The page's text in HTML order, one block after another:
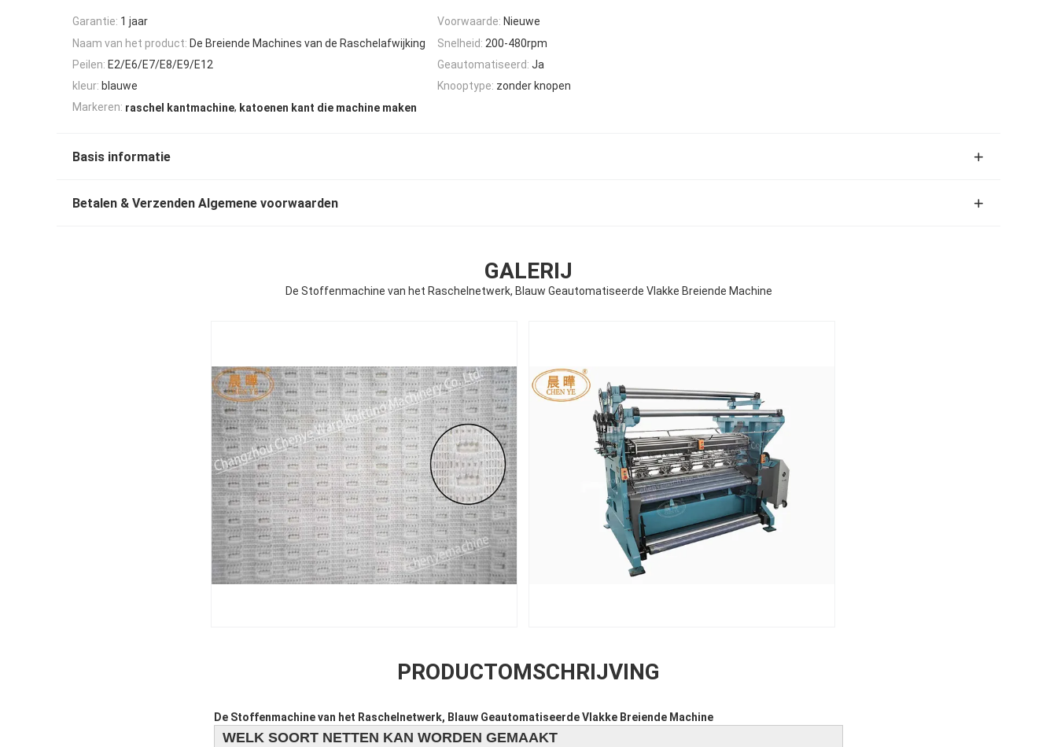
Garantie: 1 jaar Voorwaarde: Nieuwe
Naam van het product: De Breiende Machines van de Raschelafwijking Snelheid: 200-480rpm
Peilen: E2/E6/E7/E8/E9/E12 Geautomatiseerd: Ja
kleur: blauwe Knooptype: zonder knopen
Markeren: raschel kantmachine, katoenen kant die machine maken
Basis informatie
Betalen & Verzenden Algemene voorwaarden
GALERIJ
De Stoffenmachine van het Raschelnetwerk, Blauw Geautomatiseerde Vlakke Breiende Machine
PRODUCTOMSCHRIJVING
De Stoffenmachine van het Raschelnetwerk, Blauw Geautomatiseerde Vlakke Breiende Machine
WELK SOORT NETTEN KAN WORDEN GEMAAKT